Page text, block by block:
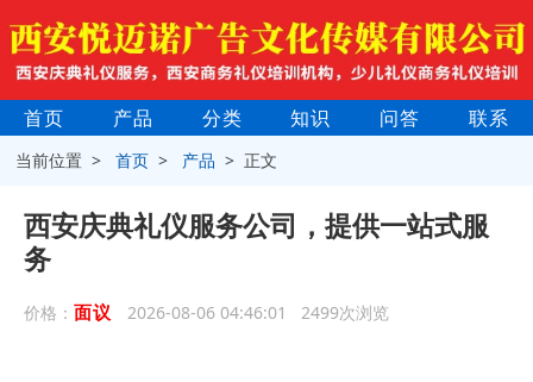
首页 产品 分类 知识 问答 联系
当前位置 >首页 > 产品 > 正文
西安庆典礼仪服务公司，提供一站式服
务
价格： 面议 2026-08-06 04:46:01 2499次浏览